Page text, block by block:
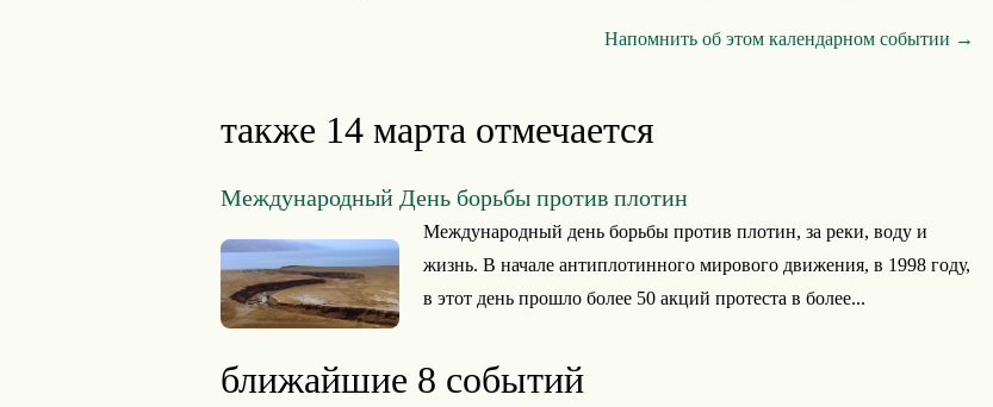
Напомнить об этом календарном событии →
также 14 марта отмечается
Международный День борьбы против плотин
Международный день борьбы против плотин, за реки, воду и
жизнь. В начале антиплотинного мирового движения, в 1998 году,
в этот день прошло более 50 акций протеста в более...
ближайшие 8 событий